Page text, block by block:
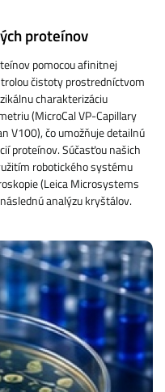
proteínov
pomocou afinitnej
čistoty prostredníctvom
charakterizáciu
(MicroCal VP-Capillary
V100), čo umožňuje detailnú
proteínov. Súčasťou našich
robotického systému
(Leica Microsystems
analýzu kryštálov.